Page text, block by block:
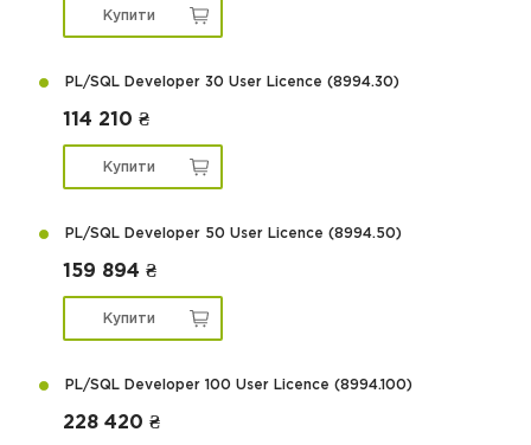
Купити
PL/SQL Developer 30 User Licence (8994.30)
114 210 ₴
Купити
PL/SQL Developer 50 User Licence (8994.50)
159 894 ₴
Купити
PL/SQL Developer 100 User Licence (8994.100)
228 420 ₴